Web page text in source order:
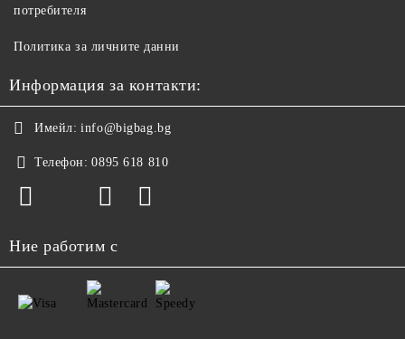
потребителя
Политика за личните данни
Информация за контакти:
Имейл: info@bigbag.bg
Телефон: 0895 618 810
Ние работим с